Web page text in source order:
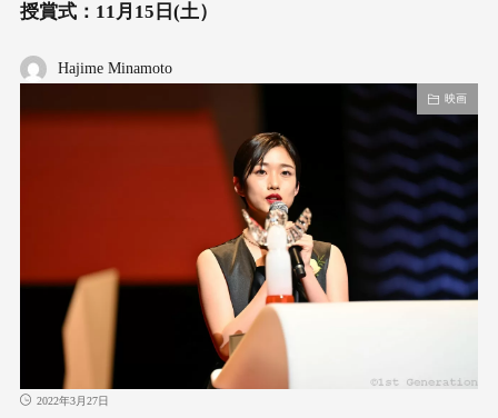
授賞式：11月15日(土）
Hajime Minamoto
映画
2022年3月27日